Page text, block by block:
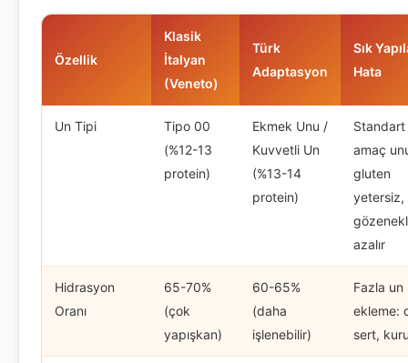
Özellik
Klasik
İtalyan
(Veneto)
Türk
Adaptasyon
Sık
Hata
Un Tipi
Tipo 00
(%12-13
protein)
Ekmek Unu /
Kuvvetli Un
(%13-14
protein)
Standart
amaç
gluten
yetersiz,
azalır
Hidrasyon
Oranı
65-70%
(çok
yapışkan)
60-65%
(daha
işlenebilir)
Fazla un
ekleme:
sert,